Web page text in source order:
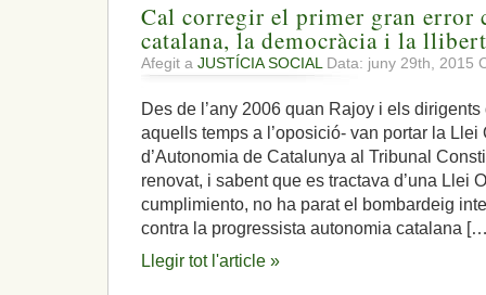
Cal corregir el primer gran error
catalana, la democràcia i la
Afegit a JUSTÍCIA SOCIAL Data: juny 29th, 2015
Des de l’any 2006 quan Rajoy i els dirigents
aquells temps a l’oposició- van portar la Llei
d’Autonomia de Catalunya al Tribunal
renovat, i sabent que es tractava d’una Llei
cumplimiento, no ha parat el bombardeig
contra la progressista autonomia catalana
Llegir tot l'article »